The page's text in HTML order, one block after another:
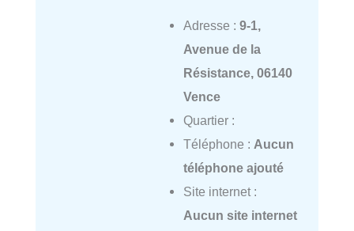
Adresse : 9-1,
Avenue de la
Résistance, 06140
Vence
Quartier :
Téléphone : Aucun
téléphone ajouté
Site internet :
Aucun site internet